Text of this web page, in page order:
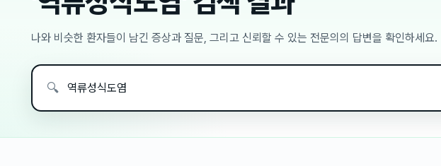
나와 비슷한 환자들이 남긴 증상과 질문, 그리고 신뢰할 수 있는 전문의의 답변을 확인하세요.
🔍